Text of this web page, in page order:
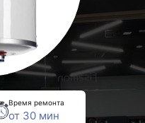
Время ремонта
от 30 мин